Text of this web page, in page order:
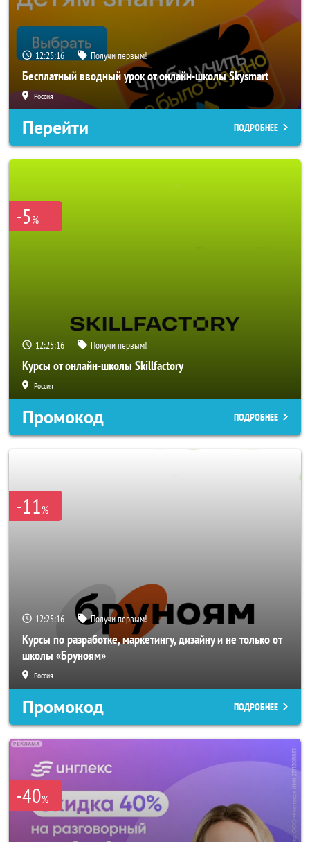
12:25:15 Получи первым!
Бесплатный вводный урок от онлайн-школы Skysmart
Россия
Перейти ПОДРОБНЕЕ
-5%
12:25:15 Получи первым!
Курсы от онлайн-школы Skillfactory
Россия
Промокод ПОДРОБНЕЕ
-11%
12:25:15 Получи первым!
Курсы по разработке, маркетингу, дизайну и не только от
школы «Бруноям»
Россия
Промокод ПОДРОБНЕЕ
-40%